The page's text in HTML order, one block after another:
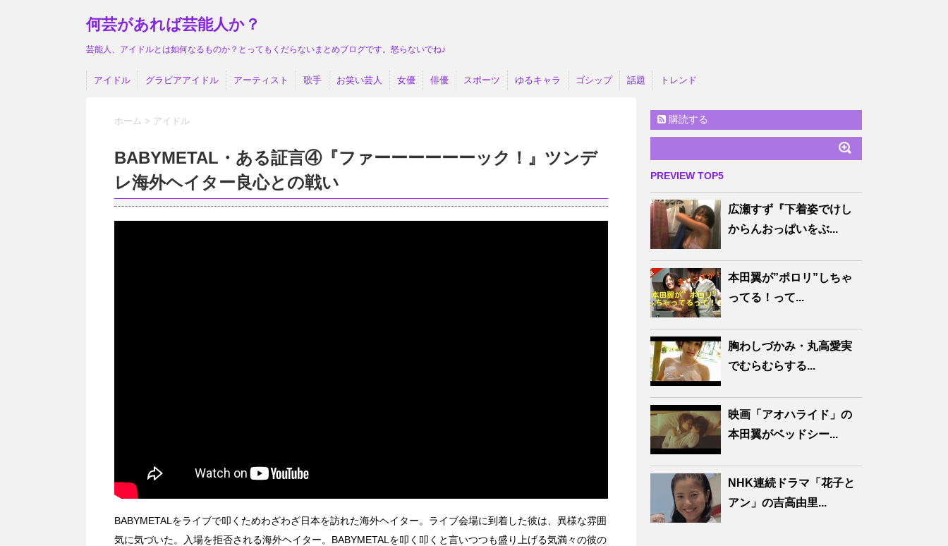
何芸があれば芸能人か？
芸能人、アイドルとは如何なるものか？とってもくだらないまとめブログです。怒らないでね♪
アイドル グラビアアイドル アーティスト 歌手 お笑い芸人 女優 俳優 スポーツ ゆるキャラ ゴシップ 話題 トレンド
ホーム > アイドル
BABYMETAL・ある証言④『ファーーーーーーック！』ツンデ
レ海外ヘイター良心との戦い
BABYMETALをライブで叩くためわざわざ日本を訪れた海外ヘイター。ライブ会場に到着した彼は、異様な雰囲
気に気づいた。入場を拒否される海外ヘイター。BABYMETALを叩く叩くと言いつつも盛り上げる気満々の彼の
購読する
PREVIEW TOP5
広瀬すず『下着姿でけし
からんおっぱいをぶ...
本田翼が”ポロリ”しちゃ
ってる！って...
胸わしづかみ・丸高愛実
でむらむらする...
映画「アオハライド」の
本田翼がベッドシー...
NHK連続ドラマ「花子と
アン」の吉高由里...